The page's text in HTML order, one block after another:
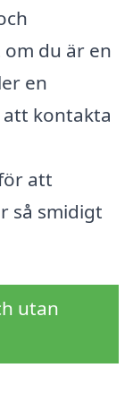
du är en
en
kontakta
att
så smidigt
utan